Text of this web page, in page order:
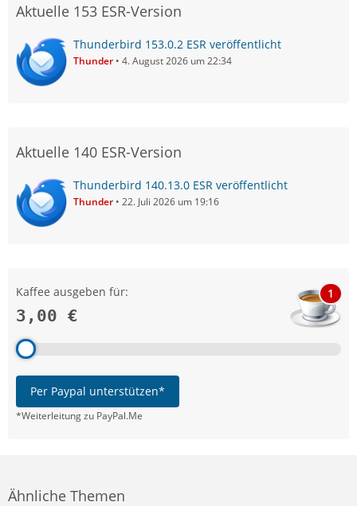
Aktuelle 153 ESR-Version
Thunderbird 153.0.2 ESR veröffentlicht
Thunder 4. August 2026 um 22:34
Aktuelle 140 ESR-Version
Thunderbird 140.13.0 ESR veröffentlicht
Thunder 22. Juli 2026 um 19:16
Kaffee ausgeben für:
3,00 €
1
Per Paypal unterstützen*
*Weiterleitung zu PayPal.Me
Ähnliche Themen